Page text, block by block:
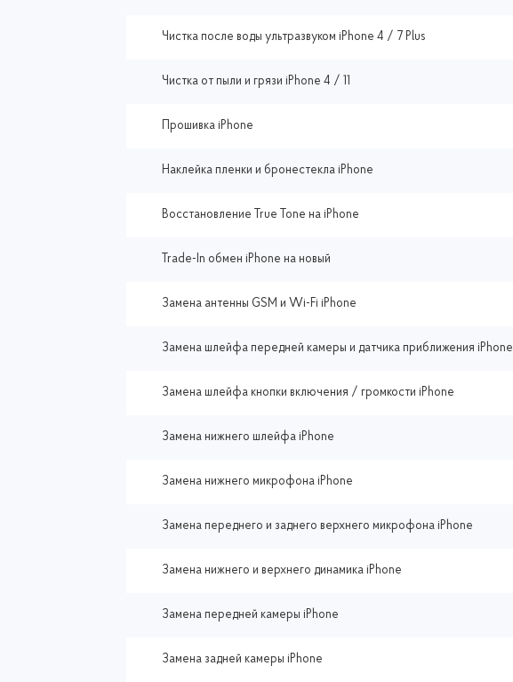
Чистка после воды ультразвуком iPhone 4 / 7 Plus
Чистка от пыли и грязи iPhone 4 / 11
Прошивка iPhone
Наклейка пленки и бронестекла iPhone
Восстановление True Tone на iPhone
Trade-In обмен iPhone на новый
Замена антенны GSM и Wi-Fi iPhone
Замена шлейфа передней камеры и датчика приближения iPhone
Замена шлейфа кнопки включения / громкости iPhone
Замена нижнего шлейфа iPhone
Замена нижнего микрофона iPhone
Замена переднего и заднего верхнего микрофона iPhone
Замена нижнего и верхнего динамика iPhone
Замена передней камеры iPhone
Замена задней камеры iPhone